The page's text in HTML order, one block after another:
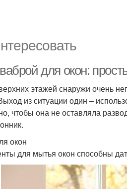
для окон:
этажей снаружи очень
из ситуации один –
чтобы она не оставляла
окон
для мытья окон способны